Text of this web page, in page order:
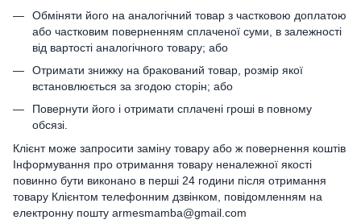
Обміняти його на аналогічний товар з частковою доплатою
або частковим поверненням сплаченої суми, в залежності
від вартості аналогічного товару; або
Отримати знижку на бракований товар, розмір якої
встановлюється за згодою сторін; або
Повернути його і отримати сплачені гроші в повному
обсязі.
Клієнт може запросити заміну товару або ж повернення коштів
Інформування про отримання товару неналежної якості
повинно бути виконано в перші 24 години після отримання
товару Клієнтом телефонним дзвінком, повідомленням на
електронну пошту armesmamba@gmail.com